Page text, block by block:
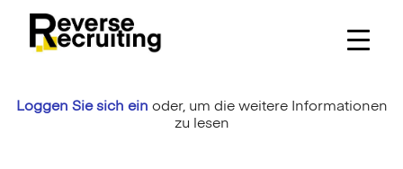
content
Loggen Sie sich ein oder, um die weitere Informationen
zu lesen